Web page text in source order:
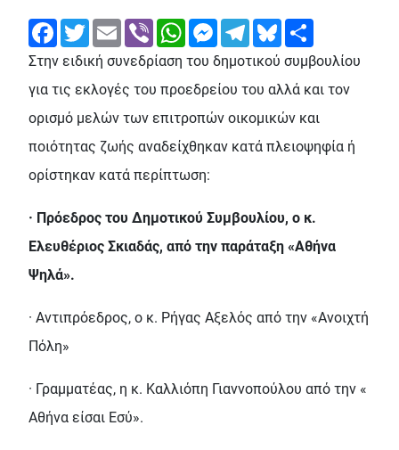
FacebookTwitterEmail Viber WhatsAppMessengerTelegramBluesky
Στην ειδική συνεδρίαση του δημοτικού συμβουλίου
για τις εκλογές του προεδρείου του αλλά και τον
ορισμό μελών των επιτροπών οικομικών και
ποιότητας ζωής αναδείχθηκαν κατά πλειοψηφία ή
ορίστηκαν κατά περίπτωση:
· Πρόεδρος του Δημοτικού Συμβουλίου, ο κ.
Ελευθέριος Σκιαδάς, από την παράταξη «Αθήνα
Ψηλά».
· Αντιπρόεδρος, ο κ. Ρήγας Αξελός από την «Ανοιχτή
Πόλη»
· Γραμματέας, η κ. Καλλιόπη Γιαννοπούλου από την «
Αθήνα είσαι Εσύ».